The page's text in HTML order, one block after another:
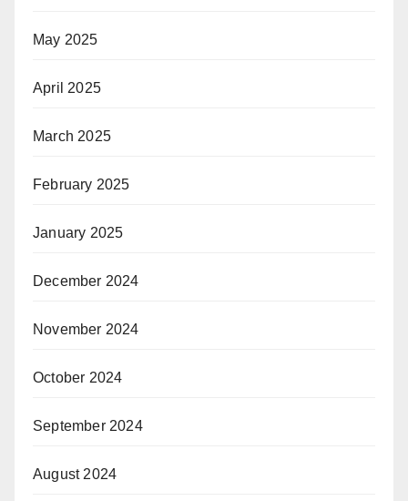
May 2025
April 2025
March 2025
February 2025
January 2025
December 2024
November 2024
October 2024
September 2024
August 2024